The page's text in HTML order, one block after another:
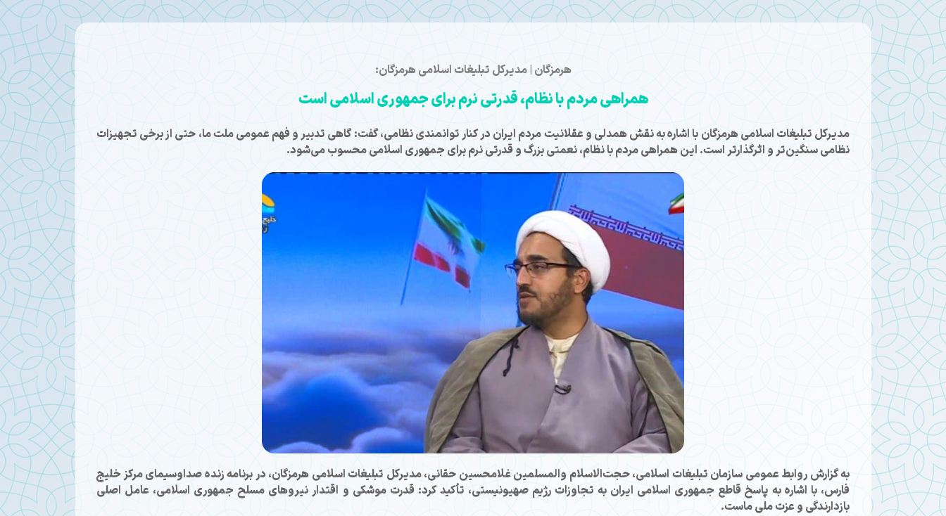
هرمزگان | مدیرکل تبلیغات اسلامی هرمزگان:
همراهی مردم با نظام، قدرتی نرم برای جمهوری اسلامی است
مدیرکل تبلیغات اسلامی هرمزگان با اشاره به نقش همدلی و عقلانیت مردم ایران در کنار توانمندی نظامی، گفت: گاهی تدبیر و فهم عمومی ملت ما، حتی از برخی تجهیزات
نظامی سنگین‌تر و اثرگذارتر است. این همراهی مردم با نظام، نعمتی بزرگ و قدرتی نرم برای جمهوری اسلامی محسوب می‌شود.
به گزارش روابط عمومی سازمان تبلیغات اسلامی، حجت‌الاسلام والمسلمین غلامحسین حقانی، مدیرکل تبلیغات اسلامی هرمزگان، در برنامه زنده صداوسیمای مرکز خلیج
فارس، با اشاره به پاسخ قاطع جمهوری اسلامی ایران به تجاوزات رژیم صهیونیستی، تأکید کرد: قدرت موشکی و اقتدار نیروهای مسلح جمهوری اسلامی، عامل اصلی
بازدارندگی و عزت ملی ماست.